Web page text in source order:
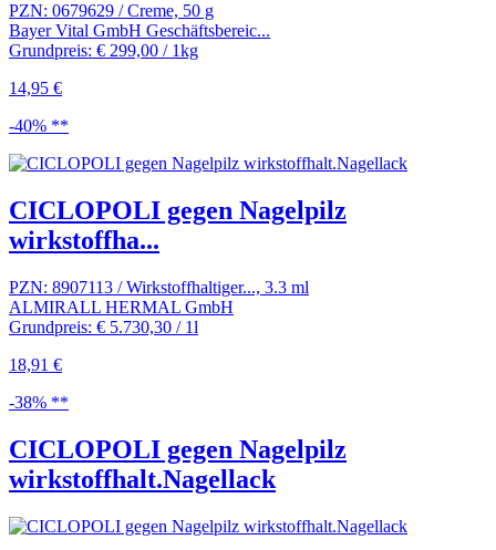
PZN: 0679629 / Creme, 50 g
Bayer Vital GmbH Geschäftsbereic...
Grundpreis: € 299,00 / 1kg
14,95 €
-40% **
CICLOPOLI gegen Nagelpilz
wirkstoffha...
PZN: 8907113 / Wirkstoffhaltiger..., 3.3 ml
ALMIRALL HERMAL GmbH
Grundpreis: € 5.730,30 / 1l
18,91 €
-38% **
CICLOPOLI gegen Nagelpilz
wirkstoffhalt.Nagellack